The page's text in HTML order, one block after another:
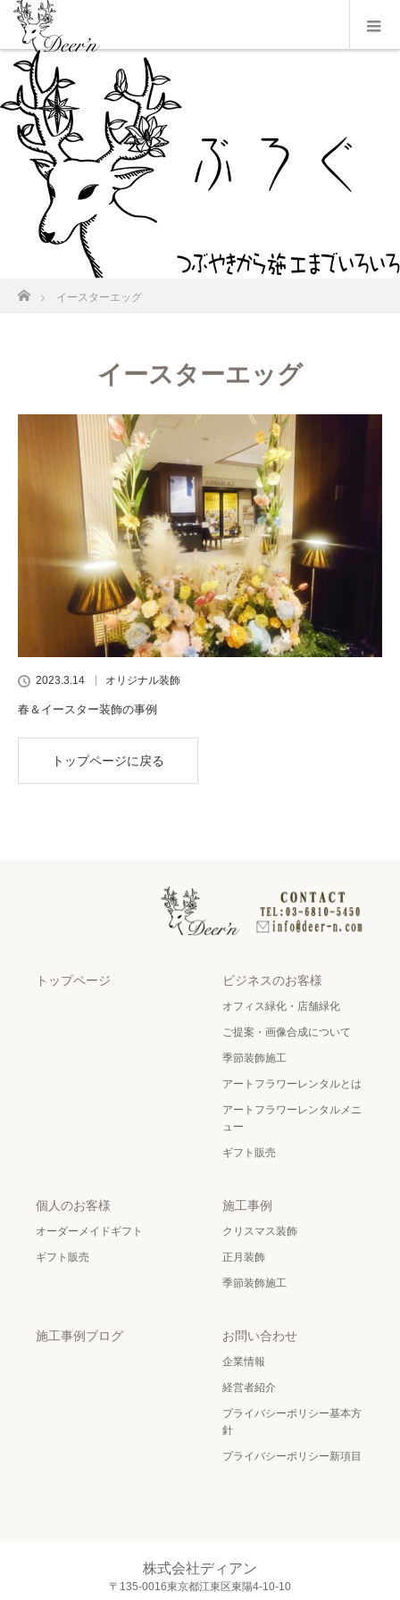
イースターエッグ
イースターエッグ
2023.3.14 オリジナル装飾
春＆イースター装飾の事例
トップページに戻る
トップページ ビジネスのお客様
オフィス緑化・店舗緑化
ご提案・画像合成について
季節装飾施工
アートフラワーレンタルとは
アートフラワーレンタルメニ
ュー
ギフト販売
個人のお客様
オーダーメイドギフト
ギフト販売
施工事例
クリスマス装飾
正月装飾
季節装飾施工
施工事例ブログ お問い合わせ
企業情報
経営者紹介
プライバシーポリシー基本方
針
プライバシーポリシー新項目
株式会社ディアン
〒135-0016東京都江東区東陽4-10-10